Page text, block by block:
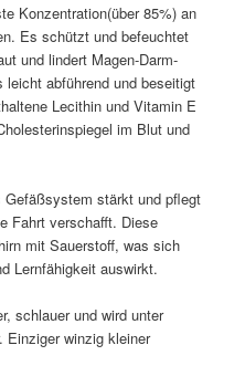
Konzentration(über 85%) an
Es schützt und befeuchtet
und lindert Magen-Darm-
abführend und beseitigt
Lecithin und Vitamin E
im Blut und
Gefäßsystem stärkt und pflegt
Fahrt verschafft. Diese
mit Sauerstoff, was sich
Lernfähigkeit auswirkt.
schlauer und wird unter
Einziger winzig kleiner